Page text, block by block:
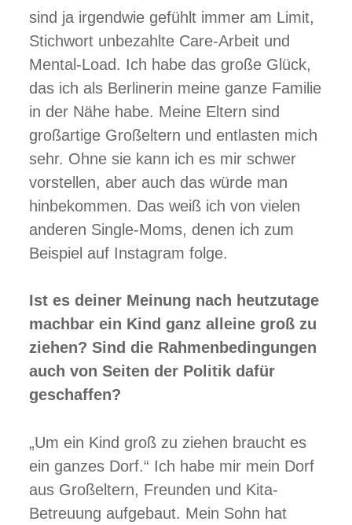
sind ja irgendwie gefühlt immer am Limit,
Stichwort unbezahlte Care-Arbeit und
Mental-Load. Ich habe das große Glück,
das ich als Berlinerin meine ganze Familie
in der Nähe habe. Meine Eltern sind
großartige Großeltern und entlasten mich
sehr. Ohne sie kann ich es mir schwer
vorstellen, aber auch das würde man
hinbekommen. Das weiß ich von vielen
anderen Single-Moms, denen ich zum
Beispiel auf Instagram folge.
Ist es deiner Meinung nach heutzutage
machbar ein Kind ganz alleine groß zu
ziehen? Sind die Rahmenbedingungen
auch von Seiten der Politik dafür
geschaffen?
„Um ein Kind groß zu ziehen braucht es
ein ganzes Dorf.“ Ich habe mir mein Dorf
aus Großeltern, Freunden und Kita-
Betreuung aufgebaut. Mein Sohn hat